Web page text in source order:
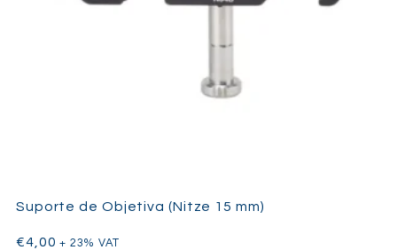
Suporte de Objetiva (Nitze 15 mm)
€4,00 + 23% VAT